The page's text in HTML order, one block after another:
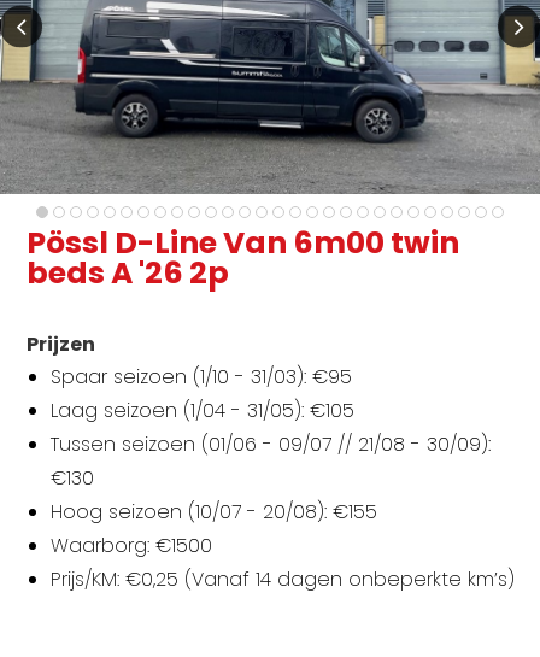
Pössl D-Line Van 6m00 twin
beds A '26 2p
Prijzen
Spaar seizoen (1/10 - 31/03): €95
Laag seizoen (1/04 - 31/05): €105
Tussen seizoen (01/06 - 09/07 // 21/08 - 30/09):
€130
Hoog seizoen (10/07 - 20/08): €155
Waarborg: €1500
Prijs/KM: €0,25 (Vanaf 14 dagen onbeperkte km’s)